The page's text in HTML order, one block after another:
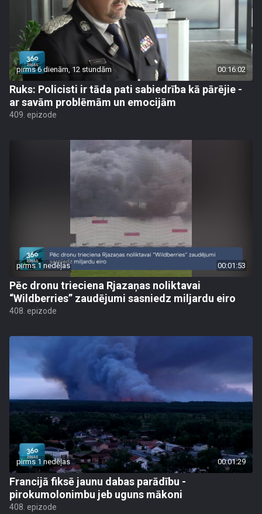
pirms 6 dienām, 12 stundām 00:16:02
Ruks: Policisti ir tāda pati sabiedrība kā pārējie -
ar savām problēmām un emocijām
409. epizode
pirms 1 nedēļas 00:01:53
Pēc dronu trieciena Rjazaņas noliktavai
“Wildberries” zaudējumi sasniedz miljardu eiro
408. epizode
pirms 1 nedēļas 00:01:29
Francijā fiksē jaunu dabas parādību -
pirokumolonimbu jeb uguns mākoni
408. epizode